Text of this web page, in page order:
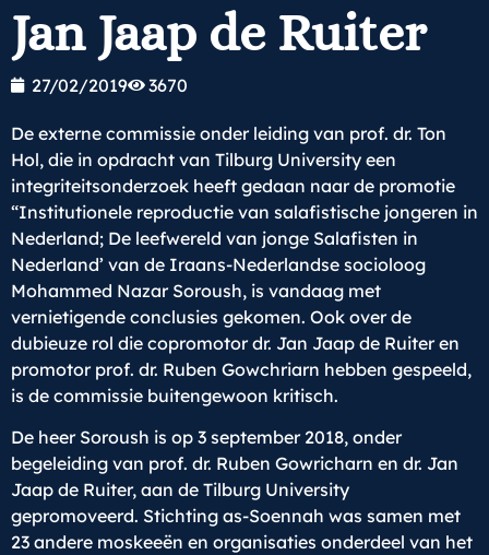
Jan Jaap de Ruiter
27/02/2019 3670
De externe commissie onder leiding van prof. dr. Ton
Hol, die in opdracht van Tilburg University een
integriteitsonderzoek heeft gedaan naar de promotie
“Institutionele reproductie van salafistische jongeren in
Nederland; De leefwereld van jonge Salafisten in
Nederland’ van de Iraans-Nederlandse socioloog
Mohammed Nazar Soroush, is vandaag met
vernietigende conclusies gekomen. Ook over de
dubieuze rol die copromotor dr. Jan Jaap de Ruiter en
promotor prof. dr. Ruben Gowchriarn hebben gespeeld,
is de commissie buitengewoon kritisch.
De heer Soroush is op 3 september 2018, onder
begeleiding van prof. dr. Ruben Gowricharn en dr. Jan
Jaap de Ruiter, aan de Tilburg University
gepromoveerd. Stichting as-Soennah was samen met
23 andere moskeeën en organisaties onderdeel van het